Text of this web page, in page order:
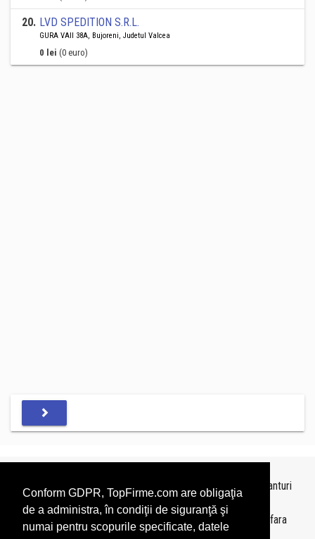
Conform GDPR, TopFirme.com are obligaţia
de a administra, în condiţii de siguranţă şi
numai pentru scopurile specificate, datele
20. LVD SPEDITION S.R.L.
GURA VAII 38A, Bujoreni, Judetul Valcea
0 lei (0 euro)
Topurile sunt realizate deTopFirme
pe baza ultimelor bilanturi
depuse si au scop informativ.
Este interzisa folosirea topurilor fara acordul TopFirme si fara